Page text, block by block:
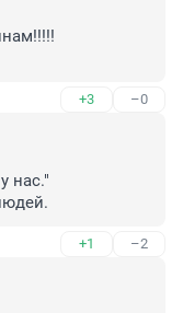
+3 –0
нас."
+1 –2